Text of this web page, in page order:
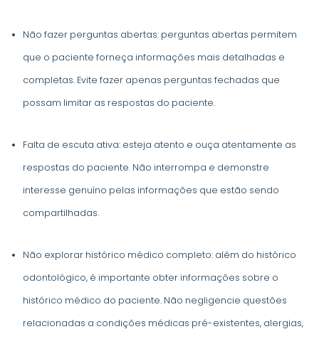
Não fazer perguntas abertas: perguntas abertas permitem
que o paciente forneça informações mais detalhadas e
completas. Evite fazer apenas perguntas fechadas que
possam limitar as respostas do paciente.
Falta de escuta ativa: esteja atento e ouça atentamente as
respostas do paciente. Não interrompa e demonstre
interesse genuíno pelas informações que estão sendo
compartilhadas.
Não explorar histórico médico completo: além do histórico
odontológico, é importante obter informações sobre o
histórico médico do paciente. Não negligencie questões
relacionadas a condições médicas pré-existentes, alergias,